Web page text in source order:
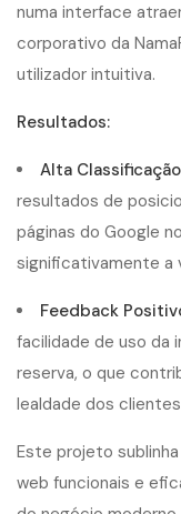
numa interface
corporativo da
utilizador intuitiva.
Resultados:
Alta
resultados de
páginas do Google
significativamente a
Feedback
facilidade de uso da
reserva, o que
lealdade dos
Este projeto
web funcionais e